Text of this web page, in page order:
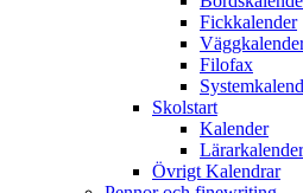
Fickkalender
Filofax
Skolstart
Kalender
Lärarkalender
Övrigt Kalendrar